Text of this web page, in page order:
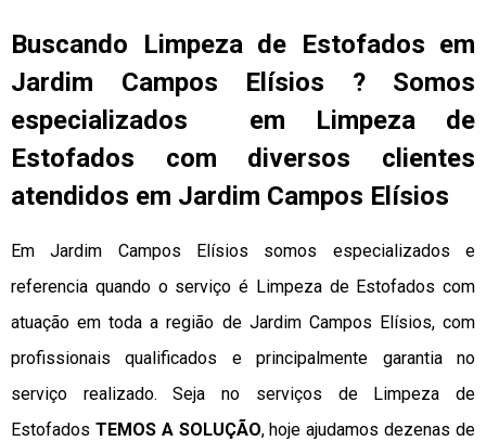
Buscando Limpeza de Estofados em
Jardim Campos Elísios ? Somos
especializados em Limpeza de
Estofados com diversos clientes
atendidos em Jardim Campos Elísios
Em Jardim Campos Elísios somos especializados e
referencia quando o serviço é Limpeza de Estofados com
atuação em toda a região de Jardim Campos Elísios, com
profissionais qualificados e principalmente garantia no
serviço realizado. Seja no serviços de Limpeza de
Estofados TEMOS A SOLUÇÃO, hoje ajudamos dezenas de